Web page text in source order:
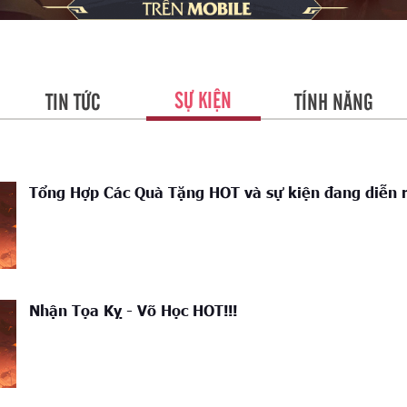
TIN TỨC SỰ KIỆN TÍNH NĂNG
Tổng Hợp Các Quà Tặng HOT và sự kiện đang diễn
Nhận Tọa Kỵ - Võ Học HOT!!!